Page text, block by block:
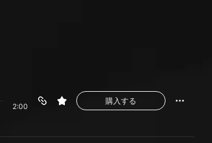
2:00
購入する